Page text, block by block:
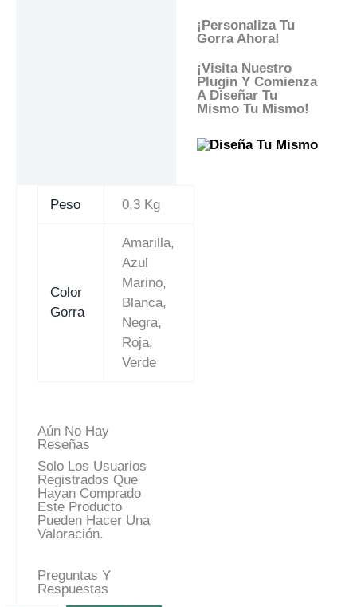
¡Personaliza Tu
Gorra Ahora!
¡Visita Nuestro
Plugin Y Comienza
A Diseñar Tu
Mismo Tu Mismo!
Peso 0,3 Kg
Color
Gorra
Amarilla,
Azul
Marino,
Blanca,
Negra,
Roja,
Verde
Aún No Hay
Reseñas
Solo Los Usuarios
Registrados Que
Hayan Comprado
Este Producto
Pueden Hacer Una
Valoración.
Preguntas Y
Respuestas